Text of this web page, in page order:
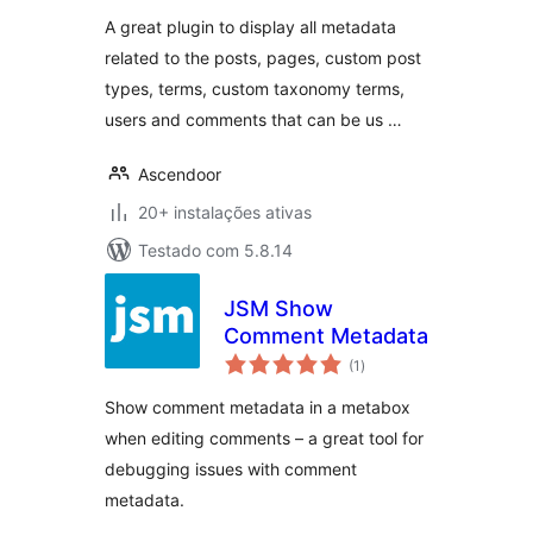
A great plugin to display all metadata
related to the posts, pages, custom post
types, terms, custom taxonomy terms,
users and comments that can be us …
Ascendoor
20+ instalações ativas
Testado com 5.8.14
JSM Show
Comment Metadata
(1 avaliações
totais
)
Show comment metadata in a metabox
when editing comments – a great tool for
debugging issues with comment
metadata.